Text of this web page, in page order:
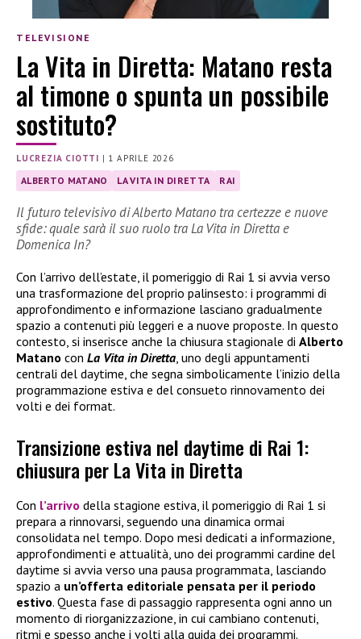
TELEVISIONE
La Vita in Diretta: Matano resta
al timone o spunta un possibile
sostituto?
LUCREZIA CIOTTI | 1 APRILE 2026
ALBERTO MATANO LA VITA IN DIRETTA RAI
Il futuro televisivo di Alberto Matano tra certezze e nuove
sfide: quale sarà il suo ruolo tra La Vita in Diretta e
Domenica In?
Con l’arrivo dell’estate, il pomeriggio di Rai 1 si avvia verso
una trasformazione del proprio palinsesto: i programmi di
approfondimento e informazione lasciano gradualmente
spazio a contenuti più leggeri e a nuove proposte. In questo
contesto, si inserisce anche la chiusura stagionale di Alberto
Matano con La Vita in Diretta, uno degli appuntamenti
centrali del daytime, che segna simbolicamente l’inizio della
programmazione estiva e del consueto rinnovamento dei
volti e dei format.
Transizione estiva nel daytime di Rai 1:
chiusura per La Vita in Diretta
Con l’arrivo della stagione estiva, il pomeriggio di Rai 1 si
prepara a rinnovarsi, seguendo una dinamica ormai
consolidata nel tempo. Dopo mesi dedicati a informazione,
approfondimenti e attualità, uno dei programmi cardine del
daytime si avvia verso una pausa programmata, lasciando
spazio a un’offerta editoriale pensata per il periodo
estivo. Questa fase di passaggio rappresenta ogni anno un
momento di riorganizzazione, in cui cambiano contenuti,
ritmi e spesso anche i volti alla guida dei programmi.